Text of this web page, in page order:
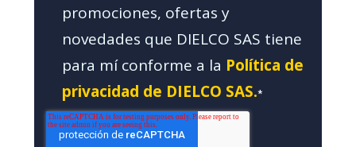
promociones, ofertas y
novedades que DIELCO SAS tiene
para mí conforme a la Política de
privacidad de DIELCO SAS.*